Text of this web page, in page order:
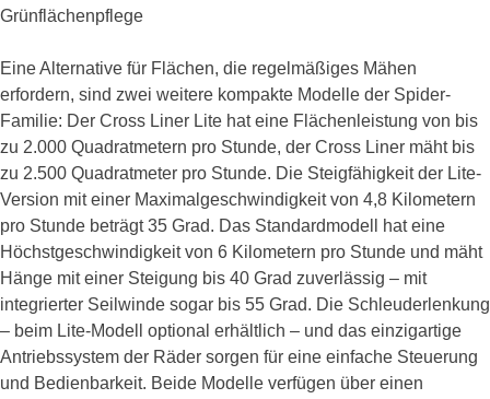
Grünflächenpflege
Eine Alternative für Flächen, die regelmäßiges Mähen
erfordern, sind zwei weitere kompakte Modelle der Spider-
Familie: Der Cross Liner Lite hat eine Flächenleistung von bis
zu 2.000 Quadratmetern pro Stunde, der Cross Liner mäht bis
zu 2.500 Quadratmeter pro Stunde. Die Steigfähigkeit der Lite-
Version mit einer Maximalgeschwindigkeit von 4,8 Kilometern
pro Stunde beträgt 35 Grad. Das Standardmodell hat eine
Höchstgeschwindigkeit von 6 Kilometern pro Stunde und mäht
Hänge mit einer Steigung bis 40 Grad zuverlässig – mit
integrierter Seilwinde sogar bis 55 Grad. Die Schleuderlenkung
– beim Lite-Modell optional erhältlich – und das einzigartige
Antriebssystem der Räder sorgen für eine einfache Steuerung
und Bedienbarkeit. Beide Modelle verfügen über einen